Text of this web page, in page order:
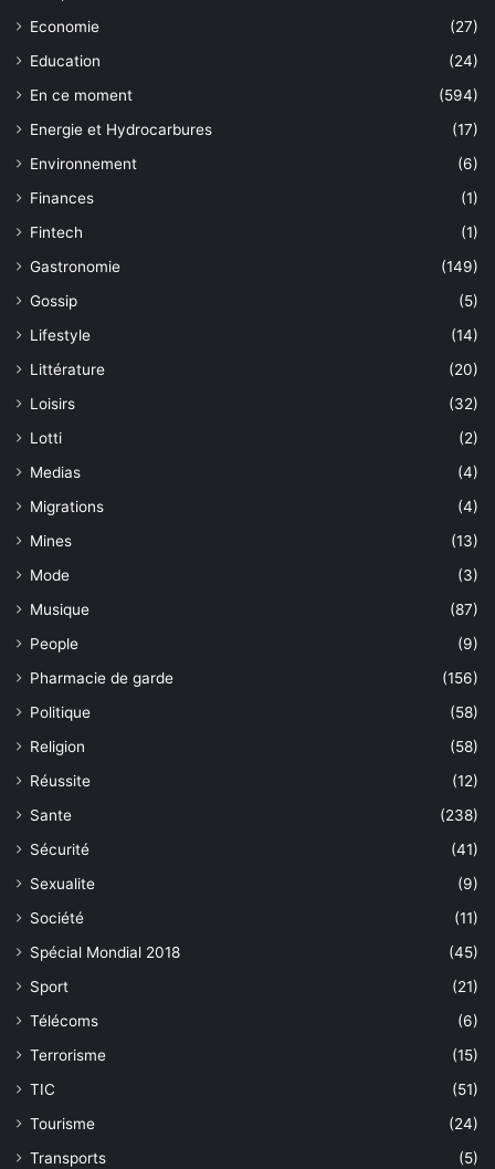
Economie
(27)
Education
(24)
En ce moment
(594)
Energie et Hydrocarbures
(17)
Environnement
(6)
Finances
(1)
Fintech
(1)
Gastronomie
(149)
Gossip
(5)
Lifestyle
(14)
Littérature
(20)
Loisirs
(32)
Lotti
(2)
Medias
(4)
Migrations
(4)
Mines
(13)
Mode
(3)
Musique
(87)
People
(9)
Pharmacie de garde
(156)
Politique
(58)
Religion
(58)
Réussite
(12)
Sante
(238)
Sécurité
(41)
Sexualite
(9)
Société
(11)
Spécial Mondial 2018
(45)
Sport
(21)
Télécoms
(6)
Terrorisme
(15)
TIC
(51)
Tourisme
(24)
Transports
(5)